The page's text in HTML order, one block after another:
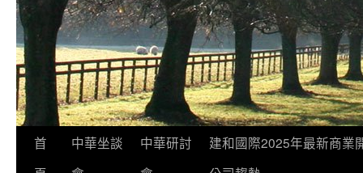
首
中華坐談
中華研討
建和國際2025年最新商業